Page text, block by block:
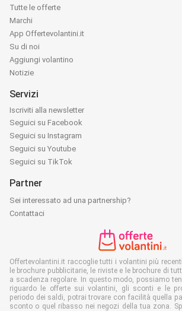
Tutte le offerte
Marchi
App Offertevolantini.it
Su di noi
Aggiungi volantino
Notizie
Servizi
Iscriviti alla newsletter
Seguici su Facebook
Seguici su Instagram
Seguici su Youtube
Seguici su TikTok
Partner
Sei interessato ad una partnership?
Contattaci
Offertevolantini.it raccoglie tutti i volantini più
le brochure pubblicitarie, le riviste e le brochure di
a scadenza regolare. In questo modo, possiamo
riguardo le offerte sui volantini, gli sconti e le
periodo dei saldi, potrai trovare con facilità quella
sconto o quel ribasso nei negozi della tua zona.